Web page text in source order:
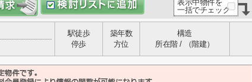
表示中物件を
一括でチェック
駅徒歩
停歩
築年数
方位
構造
所在階 / （階建）